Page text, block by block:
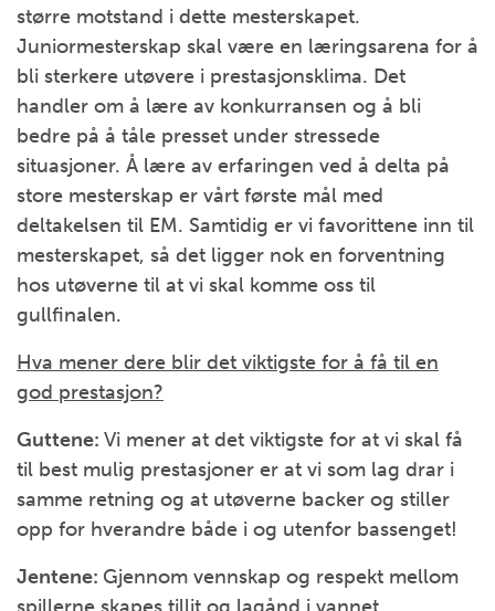
større motstand i dette mesterskapet.
Juniormesterskap skal være en læringsarena for å
bli sterkere utøvere i prestasjonsklima. Det
handler om å lære av konkurransen og å bli
bedre på å tåle presset under stressede
situasjoner. Å lære av erfaringen ved å delta på
store mesterskap er vårt første mål med
deltakelsen til EM. Samtidig er vi favorittene inn til
mesterskapet, så det ligger nok en forventning
hos utøverne til at vi skal komme oss til
gullfinalen.
Hva mener dere blir det viktigste for å få til en
god prestasjon?
Guttene: Vi mener at det viktigste for at vi skal få
til best mulig prestasjoner er at vi som lag drar i
samme retning og at utøverne backer og stiller
opp for hverandre både i og utenfor bassenget!
Jentene: Gjennom vennskap og respekt mellom